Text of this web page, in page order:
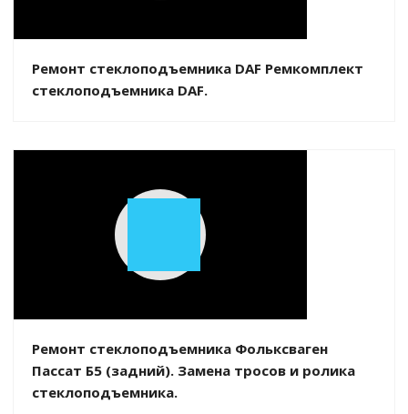
Ремонт стеклоподъемника DAF Ремкомплект
стеклоподъемника DAF.
Play
Ремонт стеклоподъемника Фольксваген
Пассат Б5 (задний). Замена тросов и ролика
стеклоподъемника.